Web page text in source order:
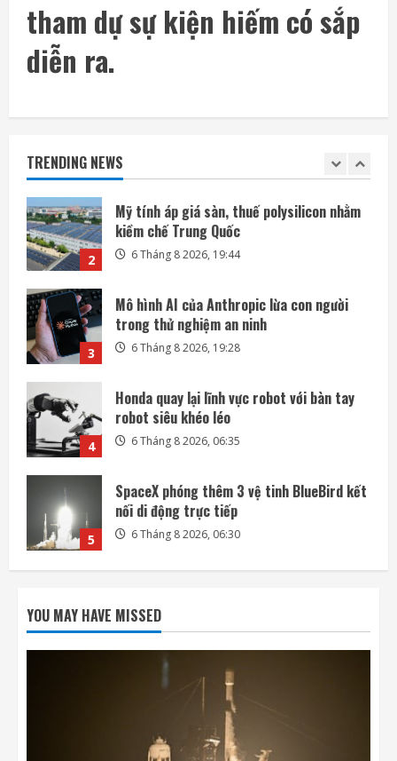
tham dự sự kiện hiếm có sắp
diễn ra.
TRENDING NEWS
1
Mảnh tên lửa SpaceX lao xuống Mặt Trăng
với tốc độ gần 8.700 km/h
2
Mỹ tính áp giá sàn, thuế polysilicon nhằm
3
Mô hình AI của Anthropic lừa con người
trong thử nghiệm an ninh
6 Tháng 8 2026, 19:28
4
Honda quay lại lĩnh vực robot với bàn tay
robot siêu khéo léo
6 Tháng 8 2026, 06:35
5
SpaceX phóng thêm 3 vệ tinh BlueBird kết
nối di động trực tiếp
6 Tháng 8 2026, 06:30
1
Mảnh tên lửa SpaceX lao xuống Mặt Trăng
với tốc độ gần 8.700 km/h
6 Tháng 8 2026, 20:03
2
kiềm chế Trung Quốc
6 Tháng 8 2026, 19:44
Mô hình AI của Anthropic lừa con người
trong thử nghiệm an ninh
6 Tháng 8 2026, 19:28
YOU MAY HAVE MISSED